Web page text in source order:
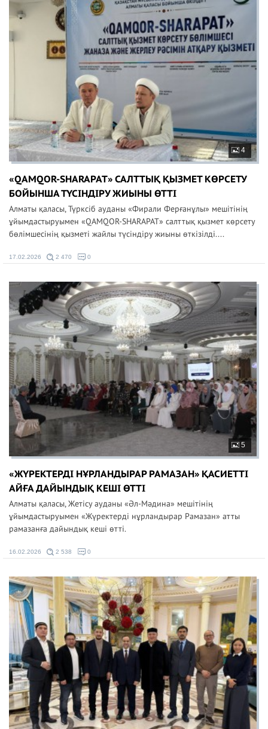
4
«QAMQOR-SHARAPAT» САЛТТЫҚ ҚЫЗМЕТ КӨРСЕТУ
БОЙЫНША ТҮСІНДІРУ ЖИЫНЫ ӨТТІ
Алматы қаласы, Түрксіб ауданы «Фирали Ферғанұлы» мешітінің
ұйымдастыруымен «QAMQOR-SHARAPAT» салттық қызмет көрсету
бөлімшесінің қызметі жайлы түсіндіру жиыны өткізілді....
17.02.2026 2 470 0
5
«ЖҮРЕКТЕРДІ НҰРЛАНДЫРАР РАМАЗАН» ҚАСИЕТТІ
АЙҒА ДАЙЫНДЫҚ КЕШІ ӨТТІ
Алматы қаласы, Жетісу ауданы «Әл-Мәдина» мешітінің
ұйымдастыруымен «Жүректерді нұрландырар Рамазан» атты
рамазанға дайындық кеші өтті.
16.02.2026 2 538 0